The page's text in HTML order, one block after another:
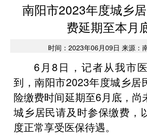
南阳市2023年度城乡
费延期至本月
时间：2023年06月09日 来源：
6月8日，记者从我市
到，南阳市2023年度城乡居
险缴费时间延期至6月底，尚
城乡居民请及时参保缴费，
度正常享受医保待遇。